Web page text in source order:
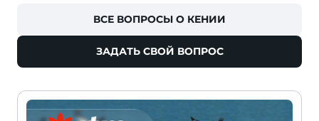
ВСЕ ВОПРОСЫ О КЕНИИ
ЗАДАТЬ СВОЙ ВОПРОС